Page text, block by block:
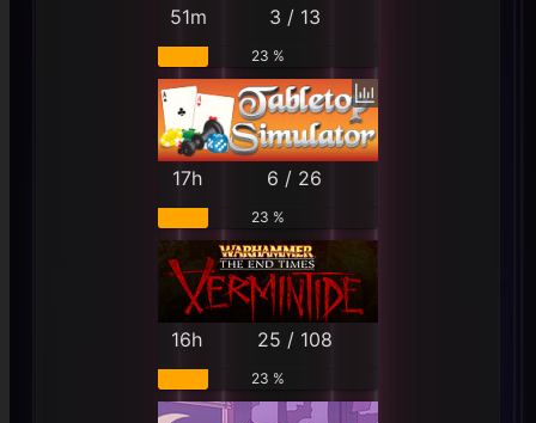
51m 3 / 13
23 %
17h 6 / 26
23 %
16h 25 / 108
23 %